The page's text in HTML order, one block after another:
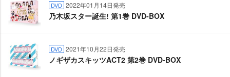
DVD 2022年01月14日発売
乃木坂スター誕生! 第1巻 DVD-BOX
DVD 2021年10月22日発売
ノギザカスキッツACT2 第2巻 DVD-BOX